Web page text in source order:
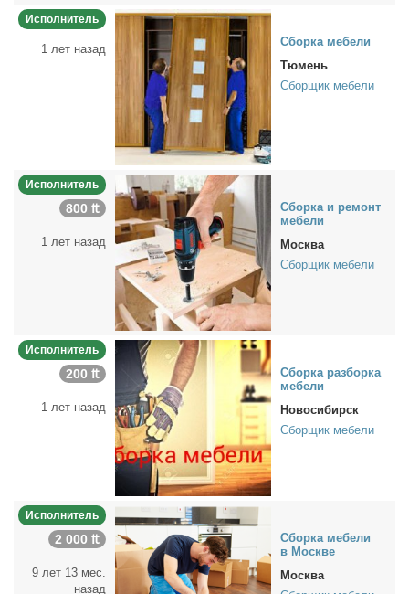
Исполнитель
1 лет назад
Сбор­ка ме­бе­ли
Тюмень
Сборщик мебели
Исполнитель
800 ₶
1 лет назад
Сбор­ка и ре­монт
ме­бе­ли
Москва
Сборщик мебели
Исполнитель
200 ₶
1 лет назад
Сбор­ка раз­бор­ка
ме­бе­ли
Новосибирск
Сборщик мебели
Исполнитель
2 000 ₶
9 лет 13 мес.
назад
Сбор­ка ме­бе­ли
в Москве
Москва